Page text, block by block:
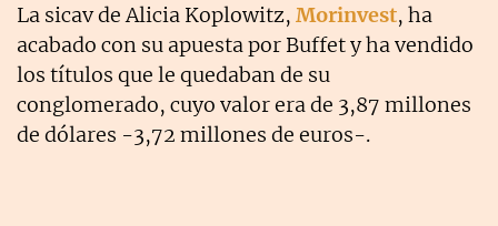
La sicav de Alicia Koplowitz, Morinvest, ha
acabado con su apuesta por Buffet y ha vendido
los títulos que le quedaban de su
conglomerado, cuyo valor era de 3,87 millones
de dólares -3,72 millones de euros-.